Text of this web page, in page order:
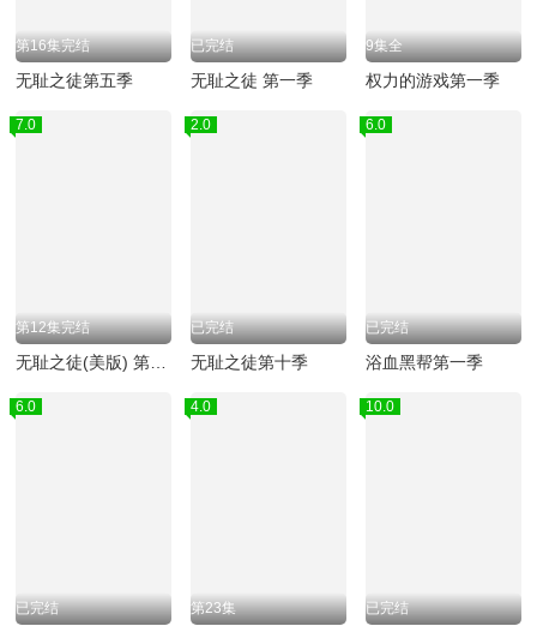
第16集完结
无耻之徒第五季
已完结
无耻之徒 第一季
9集全
权力的游戏第一季
7.0
第12集完结
2.0
已完结
无耻之徒第十季
6.0
已完结
浴血黑帮第一季
6.0
已完结
4.0
第23集
10.0
已完结